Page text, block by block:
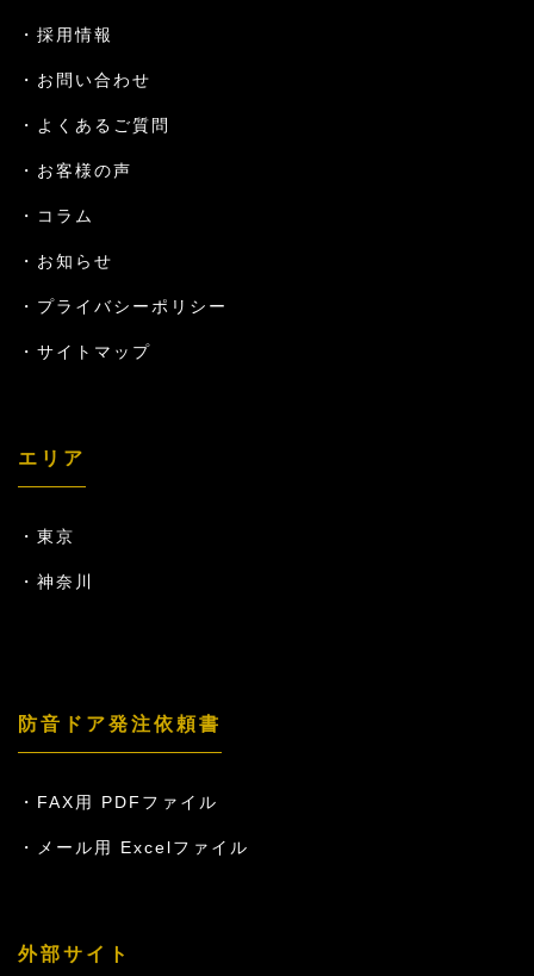
採用情報
お問い合わせ
よくあるご質問
お客様の声
コラム
お知らせ
プライバシーポリシー
サイトマップ
エリア
東京
神奈川
防音ドア発注依頼書
FAX用 PDFファイル
メール用 Excelファイル
外部サイト